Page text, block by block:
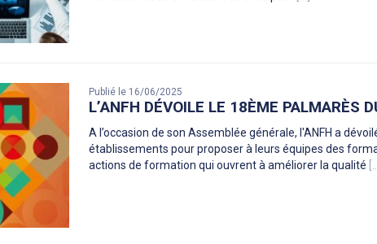
Publié le 16/06/2025
L’ANFH DÉVOILE LE 18ÈME PALMARÈS
A l’occasion de son Assemblée générale, l'ANFH a
établissements pour proposer à leurs équipes des
actions de formation qui ouvrent à améliorer la qualité